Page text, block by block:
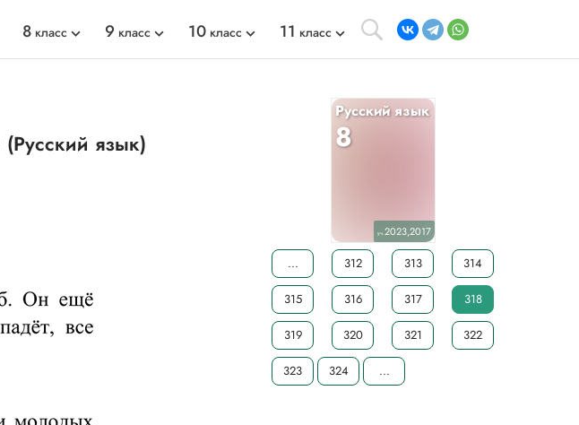
8 класс 9 класс 10 класс 11 класс
(Русский язык)
Русский язык
8
уч.2023,2017
... 312 313 314
315 316 317 318
319 320 321 322
323 324 ...